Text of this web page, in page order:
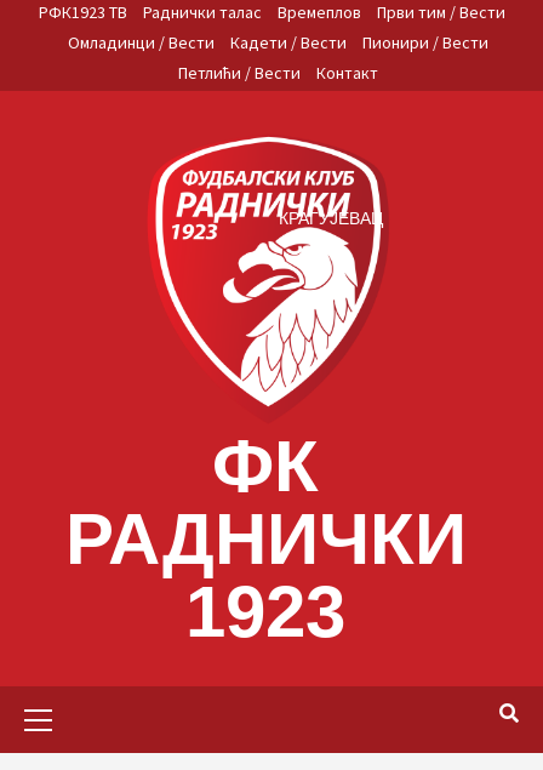
РФК1923 ТВ Раднички талас Времеплов
Први тим / Вести
Омладинци / Вести
Кадети / Вести
Пионири / Вести
Петлићи / Вести
Контакт
ФК
РАДНИЧКИ
1923
КРАГУЈЕВАЦ